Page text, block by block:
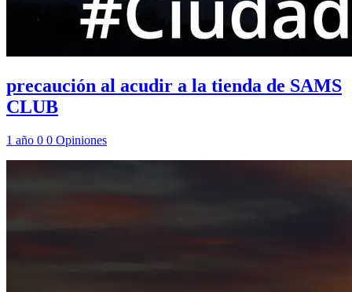
precaución al acudir a la tienda de SAMS
CLUB
1 año 0 0 Opiniones